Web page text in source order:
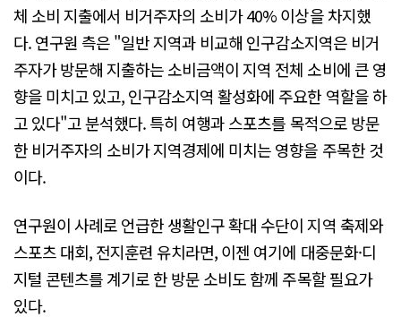
체 소비 지출에서 비거주자의 소비가 40% 이상을 차지했
다. 연구원 측은 "일반 지역과 비교해 인구감소지역은 비거
주자가 방문해 지출하는 소비금액이 지역 전체 소비에 큰 영
향을 미치고 있고, 인구감소지역 활성화에 주요한 역할을 하
고 있다"고 분석했다. 특히 여행과 스포츠를 목적으로 방문
한 비거주자의 소비가 지역경제에 미치는 영향을 주목한 것
이다.
연구원이 사례로 언급한 생활인구 확대 수단이 지역 축제와
스포츠 대회, 전지훈련 유치라면, 이젠 여기에 대중문화·디
지털 콘텐츠를 계기로 한 방문 소비도 함께 주목할 필요가
있다.